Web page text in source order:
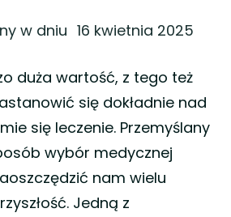
w dniu 16 kwietnia 2025
duża wartość, z tego też
się dokładnie nad
się leczenie. Przemyślany
wybór medycznej
nam wielu
Jedną z